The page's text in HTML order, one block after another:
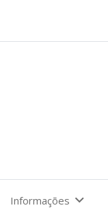
Informações